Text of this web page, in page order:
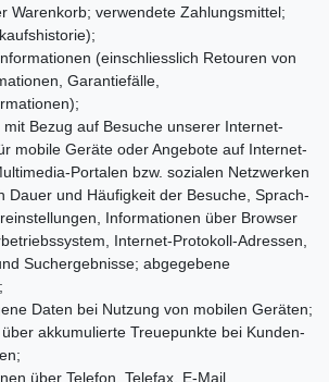
Warenkorb; verwendete Zahlungsmittel;
(einschliesslich Retouren von
Garantiefälle,
Bezug auf Besuche unserer Internet-
mobile Geräte oder Angebote auf Internet-
Portalen bzw. sozialen Netzwerken
Dauer und Häufigkeit der Besuche, Sprach-
Informationen über Browser
Internet-Protokoll-Adressen,
Suchergebnisse; abgegebene
Daten bei Nutzung von mobilen Geräten;
akkumulierte Treuepunkte bei Kunden-
über Telefon, Telefax, E-Mail,